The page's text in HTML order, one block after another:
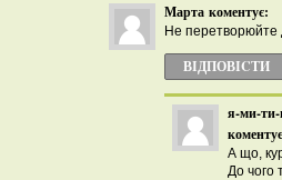
Марта коментує:
Не перетворюйте
ВІДПОВІCТИ
я-ми-
А що,
До чого